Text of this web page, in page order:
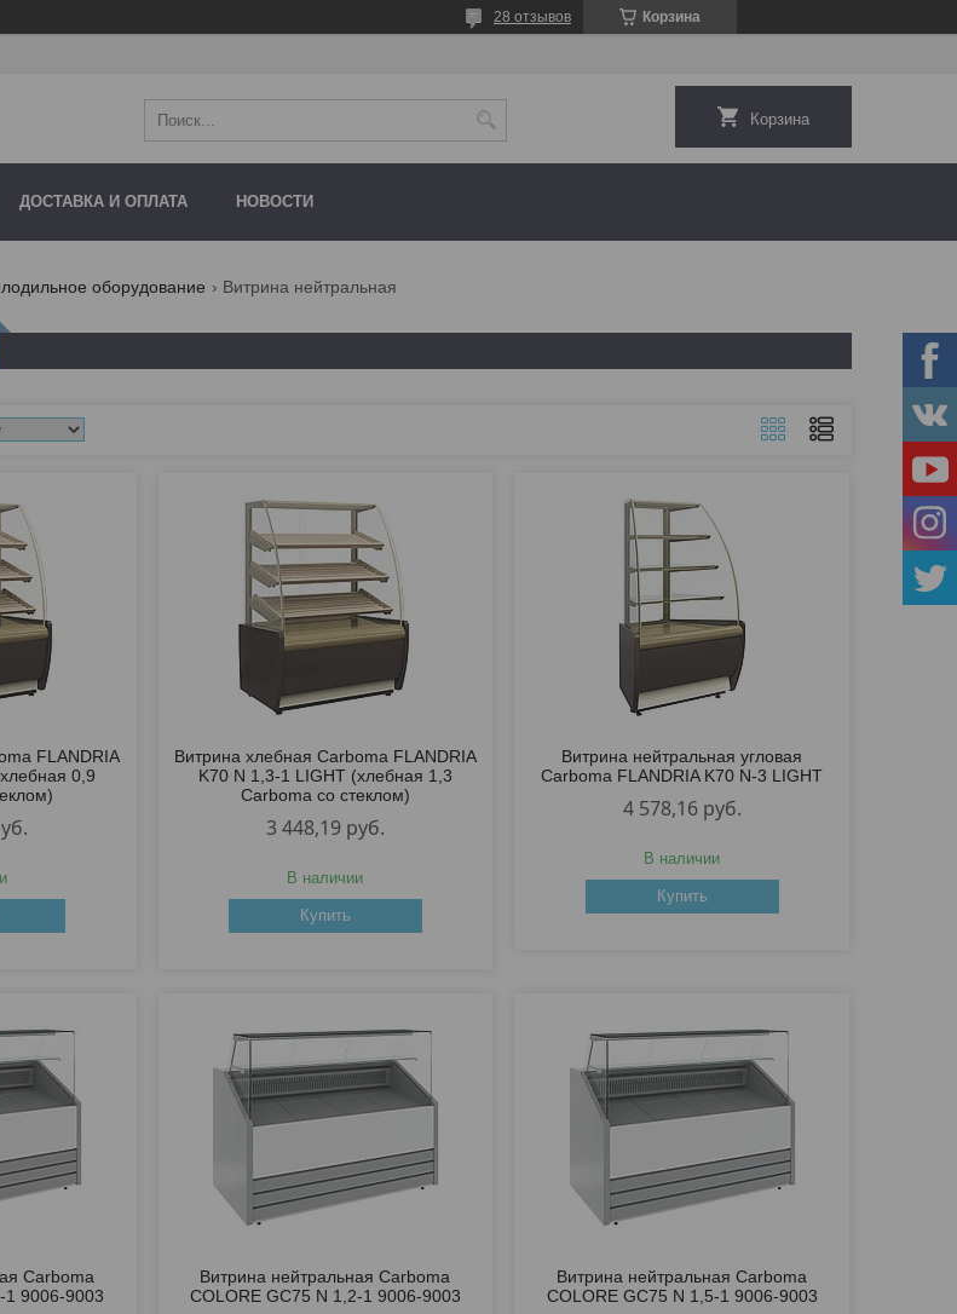
Корзина
28 отзывов
Корзина
ДОСТАВКА И ОПЛАТА НОВОСТИ
оборудование Витрина нейтральная
FLANDRIA
0,9
Витрина хлебная Carboma FLANDRIA
K70 N 1,3-1 LIGHT (хлебная 1,3
Carboma со стеклом)
3 448,19 руб.
В наличии
Купить
Витрина нейтральная угловая
Carboma FLANDRIA K70 N-3 LIGHT
4 578,16 руб.
В наличии
Купить
Carboma
1 9006-9003
Витрина нейтральная Carboma
COLORE GC75 N 1,2-1 9006-9003
Витрина нейтральная Carboma
COLORE GC75 N 1,5-1 9006-9003